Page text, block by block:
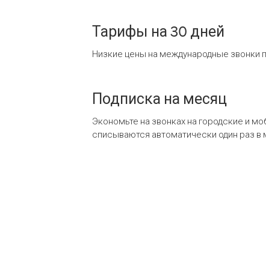
Тарифы на 30 дней
Низкие цены на международные звонки
Подписка на месяц
Экономьте на звонках на городские и
списываются автоматически один раз в